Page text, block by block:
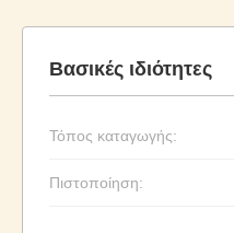
Βασικές ιδιότητες
Τόπος καταγωγής:
Πιστοποίηση: